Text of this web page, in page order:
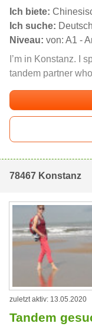
Ich biete:
Ich suche: Deutsch
Niveau: von: A1 -
I’m in Konstanz. I
tandem partner
78467 Konstanz
zuletzt aktiv: 13.05.2020
Tandem